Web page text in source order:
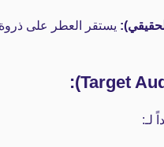
يستقر العطر على
لـ: